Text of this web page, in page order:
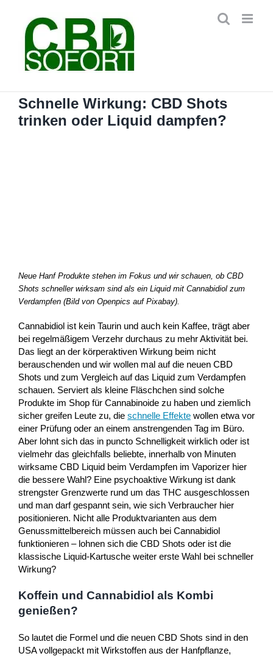
springen
Schnelle Wirkung: CBD Shots
trinken oder Liquid dampfen?
Neue Hanf Produkte stehen im Fokus und wir schauen, ob CBD
Shots schneller wirksam sind als ein Liquid mit Cannabidiol zum
Verdampfen (Bild von Openpics auf Pixabay).
Cannabidiol ist kein Taurin und auch kein Kaffee, trägt aber
bei regelmäßigem Verzehr durchaus zu mehr Aktivität bei.
Das liegt an der körperaktiven Wirkung beim nicht
berauschenden und wir wollen mal auf die neuen CBD
Shots und zum Vergleich auf das Liquid zum Verdampfen
schauen. Serviert als kleine Fläschchen sind solche
Produkte im Shop für Cannabinoide zu haben und ziemlich
sicher greifen Leute zu, die schnelle Effekte wollen etwa vor
einer Prüfung oder an einem anstrengenden Tag im Büro.
Aber lohnt sich das in puncto Schnelligkeit wirklich oder ist
vielmehr das gleichfalls beliebte, innerhalb von Minuten
wirksame CBD Liquid beim Verdampfen im Vaporizer hier
die bessere Wahl? Eine psychoaktive Wirkung ist dank
strengster Grenzwerte rund um das THC ausgeschlossen
und man darf gespannt sein, wie sich Verbraucher hier
positionieren. Nicht alle Produktvarianten aus dem
Genussmittelbereich müssen auch bei Cannabidiol
funktionieren – lohnen sich die CBD Shots oder ist die
klassische Liquid-Kartusche weiter erste Wahl bei schneller
Wirkung?
Koffein und Cannabidiol als Kombi
genießen?
So lautet die Formel und die neuen CBD Shots sind in den
USA vollgepackt mit Wirkstoffen aus der Hanfpflanze,